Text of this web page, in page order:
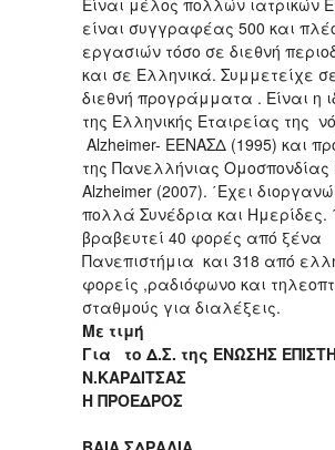
Είναι μέλος πολλών ιατρικών
είναι συγγραφέας 500 και
εργασιών τόσο σε διεθνή
και σε Ελληνικά. Συμμετείχε
διεθνή προγράμματα . Είναι η
της Ελληνικής Εταιρείας της
Alzheimer- ΕΕΝΑΣΔ (1995) και
της Πανελλήνιας Ομοσπονδίας
Alzheimer (2007). ΄Εχει
πολλά Συνέδρια και Ημερίδες.
βραβευτεί 40 φορές από ξένα
Πανεπιστήμια και 318 από
φορείς ,ραδιόφωνο και
σταθμούς για διαλέξεις.
Με τιμή
Για το Δ.Σ. της ΕΝΩΣΗΣ
Ν.ΚΑΡΔΙΤΣΑΣ
Η ΠΡΟΕΔΡΟΣ